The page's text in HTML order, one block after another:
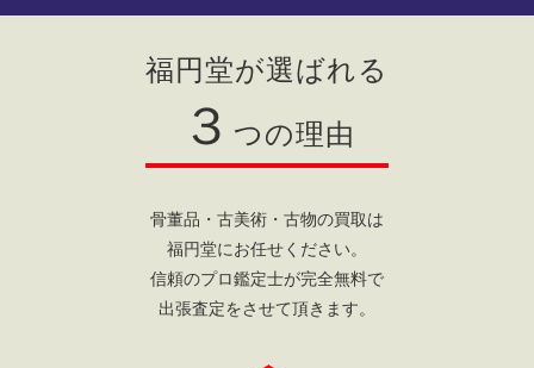
福円堂が選ばれる
３ つの理由
骨董品・古美術・古物の買取は
福円堂にお任せください。
信頼のプロ鑑定士が完全無料で
出張査定をさせて頂きます。